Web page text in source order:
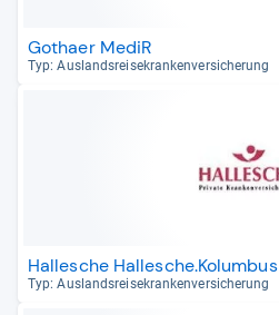
Gothaer MediR
Typ: Aus­lands­rei­se­kran­ken­ver­si­che­rung
Hallesche Hallesche.Kolumbus
Typ: Aus­lands­rei­se­kran­ken­ver­si­che­rung